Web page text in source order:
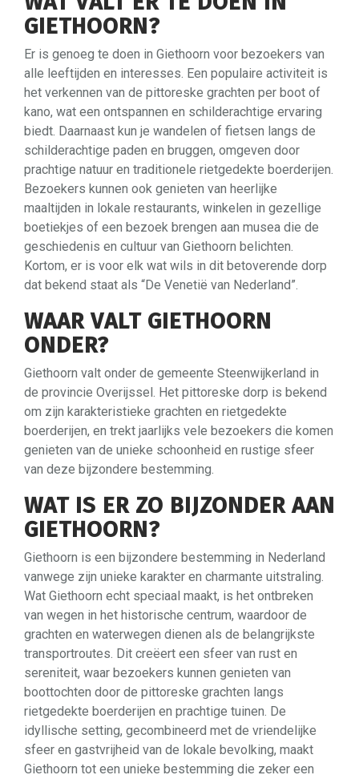
GIETHOORN?
Er is genoeg te doen in Giethoorn voor bezoekers van
alle leeftijden en interesses. Een populaire activiteit is
het verkennen van de pittoreske grachten per boot of
kano, wat een ontspannen en schilderachtige ervaring
biedt. Daarnaast kun je wandelen of fietsen langs de
schilderachtige paden en bruggen, omgeven door
prachtige natuur en traditionele rietgedekte boerderijen.
Bezoekers kunnen ook genieten van heerlijke
maaltijden in lokale restaurants, winkelen in gezellige
boetiekjes of een bezoek brengen aan musea die de
geschiedenis en cultuur van Giethoorn belichten.
Kortom, er is voor elk wat wils in dit betoverende dorp
dat bekend staat als “De Venetië van Nederland”.
WAAR VALT GIETHOORN
ONDER?
Giethoorn valt onder de gemeente Steenwijkerland in
de provincie Overijssel. Het pittoreske dorp is bekend
om zijn karakteristieke grachten en rietgedekte
boerderijen, en trekt jaarlijks vele bezoekers die komen
genieten van de unieke schoonheid en rustige sfeer
van deze bijzondere bestemming.
WAT IS ER ZO BIJZONDER AAN
GIETHOORN?
Giethoorn is een bijzondere bestemming in Nederland
vanwege zijn unieke karakter en charmante uitstraling.
Wat Giethoorn echt speciaal maakt, is het ontbreken
van wegen in het historische centrum, waardoor de
grachten en waterwegen dienen als de belangrijkste
transportroutes. Dit creëert een sfeer van rust en
sereniteit, waar bezoekers kunnen genieten van
boottochten door de pittoreske grachten langs
rietgedekte boerderijen en prachtige tuinen. De
idyllische setting, gecombineerd met de vriendelijke
sfeer en gastvrijheid van de lokale bevolking, maakt
Giethoorn tot een unieke bestemming die zeker een